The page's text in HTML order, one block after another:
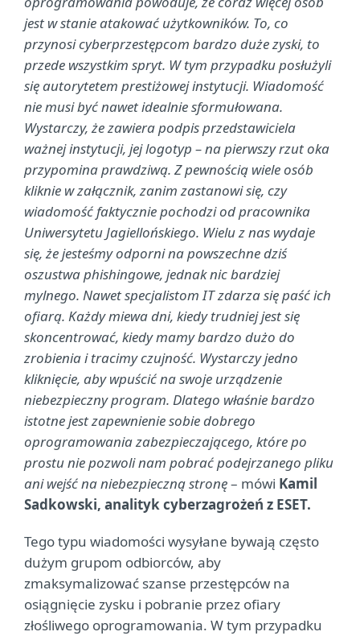
jest w stanie atakować użytkowników. To, co
przynosi cyberprzestępcom bardzo duże zyski, to
przede wszystkim spryt. W tym przypadku posłużyli
się autorytetem prestiżowej instytucji. Wiadomość
nie musi być nawet idealnie sformułowana.
Wystarczy, że zawiera podpis przedstawiciela
ważnej instytucji, jej logotyp – na pierwszy rzut oka
przypomina prawdziwą. Z pewnością wiele osób
kliknie w załącznik, zanim zastanowi się, czy
wiadomość faktycznie pochodzi od pracownika
Uniwersytetu Jagiellońskiego. Wielu z nas wydaje
się, że jesteśmy odporni na powszechne dziś
oszustwa phishingowe, jednak nic bardziej
mylnego. Nawet specjalistom IT zdarza się paść ich
ofiarą. Każdy miewa dni, kiedy trudniej jest się
skoncentrować, kiedy mamy bardzo dużo do
zrobienia i tracimy czujność. Wystarczy jedno
kliknięcie, aby wpuścić na swoje urządzenie
niebezpieczny program. Dlatego właśnie bardzo
istotne jest zapewnienie sobie dobrego
oprogramowania zabezpieczającego, które po
prostu nie pozwoli nam pobrać podejrzanego pliku
ani wejść na niebezpieczną stronę– mówi Kamil
Sadkowski, analityk cyberzagrożeń z ESET.
Tego typu wiadomości wysyłane bywają często
dużym grupom odbiorców, aby
zmaksymalizować szanse przestępców na
osiągnięcie zysku i pobranie przez ofiary
złośliwego oprogramowania. W tym przypadku